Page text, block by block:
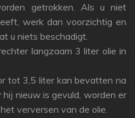
getrokken.
Als u niet
werk dan voorzichtig en
u niets beschadigt.
langzaam 3 liter olie in
tot 3,5 liter kan bevatten na
nieuw is gevuld, worden er
verversen van de olie.